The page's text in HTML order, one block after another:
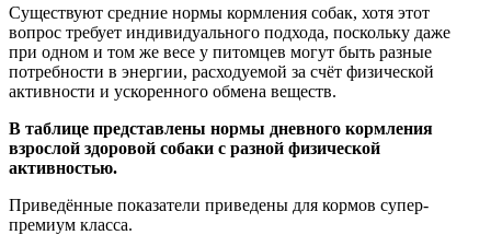
Существуют средние нормы кормления собак, хотя этот
вопрос требует индивидуального подхода, поскольку даже
при одном и том же весе у питомцев могут быть разные
потребности в энергии, расходуемой за счёт физической
активности и ускоренного обмена веществ.
В таблице представлены нормы дневного кормления
взрослой здоровой собаки с разной физической
активностью.
Приведённые показатели приведены для кормов супер-
премиум класса.